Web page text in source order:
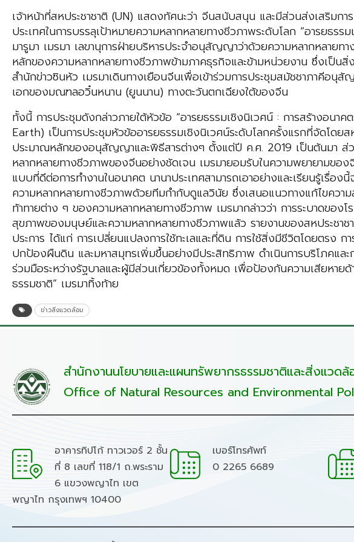
เจ้าหน้าที่สหประชาชาติ (UN) แสดงทัศนะว่า จีนสนับสนุน และมีส่วนส่งเสริม
ประเทศในการบรรลุเป้าหมายความหลากหลายทางชีวภาพระดับโลก “อารยธ
มารูมา เมรมา เลขานุการฝ่ายบริหารประจำอนุสัญญาว่าด้วยความหลากหลา
หลักของความหลากหลายทางชีวภาพข้ามภาคธุรกิจและข้ามหน่วยงาน ซึ่งเป็น
สำนักข่าวซินหัว เมรมาเดินทางเยือนจีนเพื่อเข้าร่วมการประชุมสมัชชาภาคีอ
เอกของมณฑลอวิ๋นหนาน (ยูนนาน) ทางตะวันตกเฉียงใต้ของจีน
ทั้งนี้ การประชุมดังกล่าวภายใต้หัวข้อ “อารยธรรมเชิงนิเวศน์ : การสร้าง
Earth) เป็นการประชุมหัวข้ออารยธรรมเชิงนิเวศน์ระดับโลกครั้งแรกที่จัดโดยส
ประมาณหลักของอนุสัญญาและพิธีสารต่างๆ ตั้งแต่ปี ค.ศ. 2019 เป็นต้นมา ส่ว
หลากหลายทางชีวภาพของจีนอย่างชัดเจน เมรมายอมรับในความพยายามข
แบบที่ดีต่อการทำงานในอนาคต นานาประเทศสามารถเอาอย่างและเรียนรู้เรื่
ความหลากหลายทางชีวภาพด้วยทีมกำกับดูแลวินัย ซึ่งเสนอแนวทางแก้ไขคว
ท้าทายต่าง ๆ ของความหลากหลายทางชีวภาพ เมรมากล่าวว่า การระบาดขอ
สุขภาพของมนุษย์และความหลากหลายทางชีวภาพแล้ว รายงานของสหประชา
ประการ ได้แก่ การเปลี่ยนแปลงการใช้ทะเลและที่ดิน การใช้สิ่งมีชีวิตโดยตรง
ปกป้องผืนดิน และมหาสมุทรเพิ่มขึ้นอย่างมีประสิทธิภาพ ดำเนินการบริโภคแ
ร่วมมือระหว่างรัฐบาลและผู้มีส่วนเกี่ยวข้องทั้งหมด เพื่อป้องกันความเสียหา
ธรรมชาติ” เมรมาทิ้งท้าย
ข่าวสิ่งแวดล้อม
สำนักงานนโยบายและแผนทรัพยากรธรรมชาติและสิ่งแวดล้
Office of Natural Resources and Environmental
อาคารทิปโก้ ทาวเวอร์ 2 ชั้น
ที่ 8 เลขที่ 118/1 ถ.พระราม
6 แขวงพญาไท เขต
พญาไท กรุงเทพฯ 10400
เบอร์โทรศัพท์
0 2265 6689